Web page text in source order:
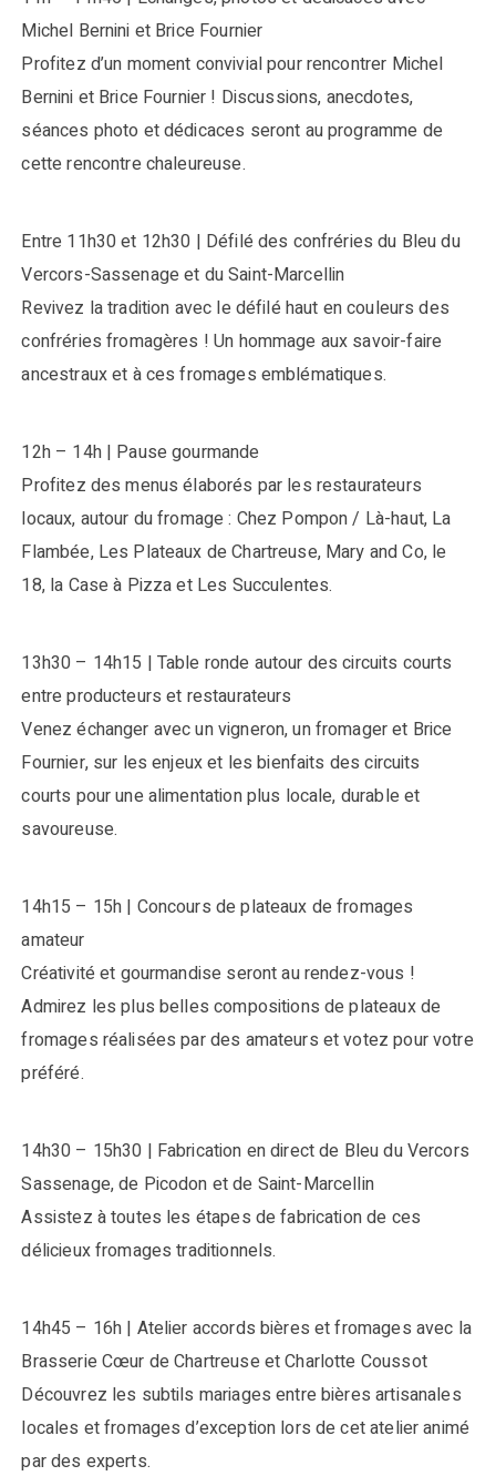
Michel Bernini et Brice Fournier
Profitez d’un moment convivial pour rencontrer Michel
Bernini et Brice Fournier ! Discussions, anecdotes,
séances photo et dédicaces seront au programme de
cette rencontre chaleureuse.
Entre 11h30 et 12h30 | Défilé des confréries du Bleu du
Vercors-Sassenage et du Saint-Marcellin
Revivez la tradition avec le défilé haut en couleurs des
confréries fromagères ! Un hommage aux savoir-faire
ancestraux et à ces fromages emblématiques.
12h – 14h | Pause gourmande
Profitez des menus élaborés par les restaurateurs
locaux, autour du fromage : Chez Pompon / Là-haut, La
Flambée, Les Plateaux de Chartreuse, Mary and Co, le
18, la Case à Pizza et Les Succulentes.
13h30 – 14h15 | Table ronde autour des circuits courts
entre producteurs et restaurateurs
Venez échanger avec un vigneron, un fromager et Brice
Fournier, sur les enjeux et les bienfaits des circuits
courts pour une alimentation plus locale, durable et
savoureuse.
14h15 – 15h | Concours de plateaux de fromages
amateur
Créativité et gourmandise seront au rendez-vous !
Admirez les plus belles compositions de plateaux de
fromages réalisées par des amateurs et votez pour votre
préféré.
14h30 – 15h30 | Fabrication en direct de Bleu du Vercors
Sassenage, de Picodon et de Saint-Marcellin
Assistez à toutes les étapes de fabrication de ces
délicieux fromages traditionnels.
14h45 – 16h | Atelier accords bières et fromages avec la
Brasserie Cœur de Chartreuse et Charlotte Coussot
Découvrez les subtils mariages entre bières artisanales
locales et fromages d’exception lors de cet atelier animé
par des experts.